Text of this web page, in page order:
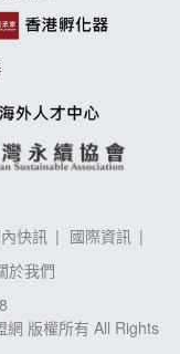
快訊
國際資訊
於我們
版權所有 All Rights